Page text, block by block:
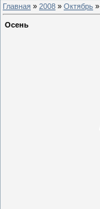
Главная » 2008 » Октябрь »
Осень